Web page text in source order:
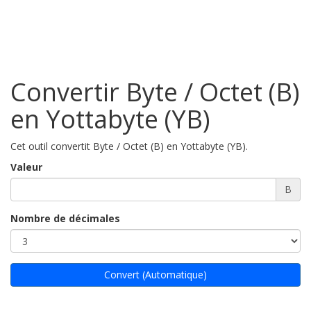
Convertir Byte / Octet (B)
en Yottabyte (YB)
Cet outil convertit Byte / Octet (B) en Yottabyte (YB).
Valeur
B
Nombre de décimales
Convert (Automatique)